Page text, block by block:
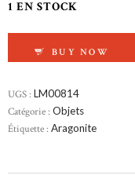
1 EN STOCK
BUY NOW
UGS : LM00814
Catégorie : Objets
Étiquette : Aragonite